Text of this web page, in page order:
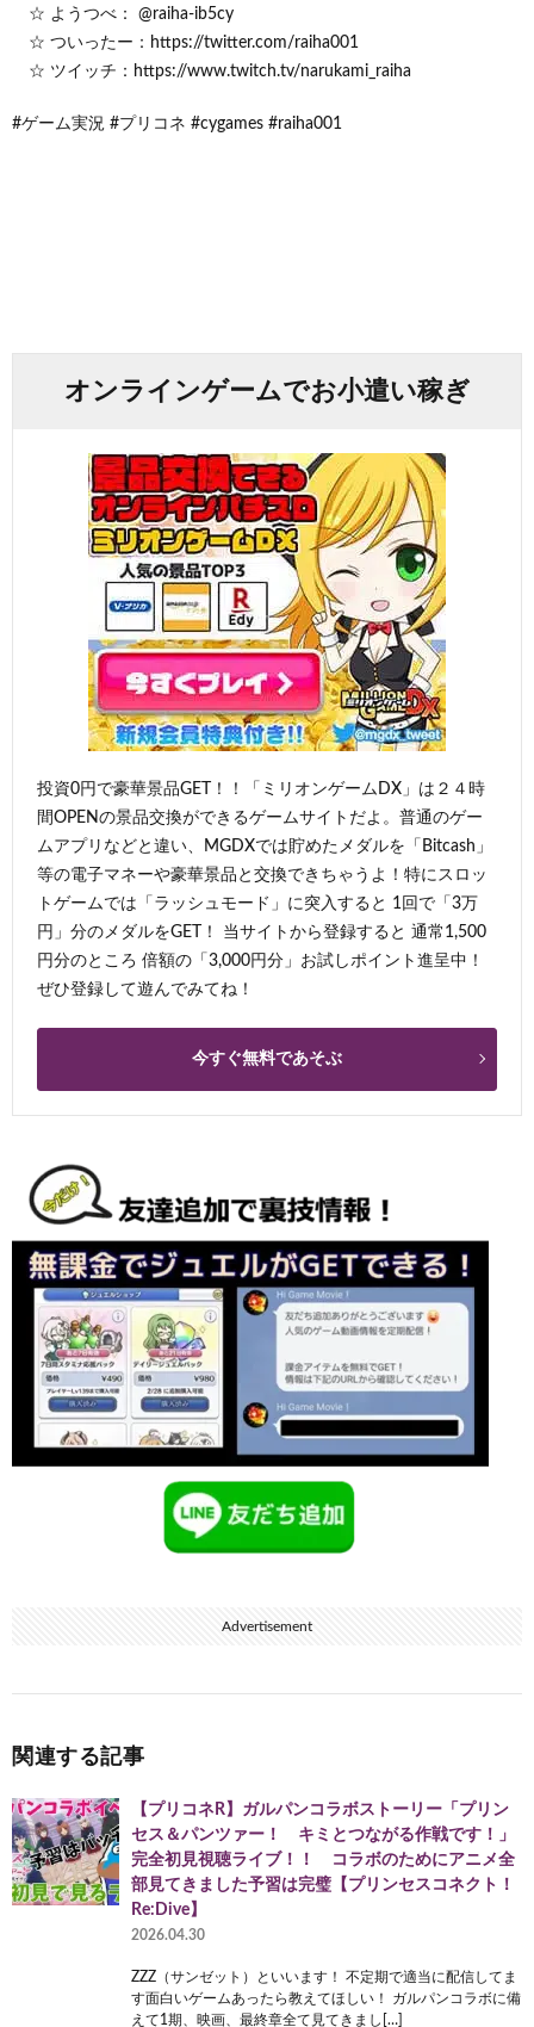
☆ ようつべ： @raiha-ib5cy
☆ ついったー：https://twitter.com/raiha001
☆ ツイッチ：https://www.twitch.tv/narukami_raiha
#ゲーム実況 #プリコネ #cygames #raiha001
オンラインゲームでお小遣い稼ぎ
投資0円で豪華景品GET！！「ミリオンゲームDX」は２４時
間OPENの景品交換ができるゲームサイトだよ。普通のゲー
ムアプリなどと違い、MGDXでは貯めたメダルを「Bitcash」
等の電子マネーや豪華景品と交換できちゃうよ！特にスロッ
トゲームでは「ラッシュモード」に突入すると 1回で「3万
円」分のメダルをGET！ 当サイトから登録すると 通常1,500
円分のところ 倍額の「3,000円分」お試しポイント進呈中！
ぜひ登録して遊んでみてね！
今すぐ無料であそぶ
Advertisement
関連する記事
【プリコネR】ガルパンコラボストーリー「プリン
セス＆パンツァー！ キミとつながる作戦です！」
完全初見視聴ライブ！！ コラボのためにアニメ全
部見てきました予習は完璧【プリンセスコネクト！
Re:Dive】
2026.04.30
ZZZ（サンゼット）といいます！ 不定期で適当に配信してま
す面白いゲームあったら教えてほしい！ ガルパンコラボに備
えて1期、映画、最終章全て見てきまし[…]